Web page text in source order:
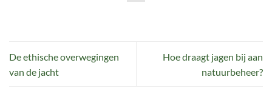
De ethische overwegingen
van de jacht
Hoe draagt jagen bij aan
natuurbeheer?